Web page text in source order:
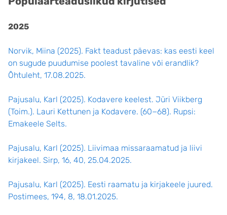
2025
Norvik, Miina (2025). Fakt teadust päevas: kas eesti keel
on sugude puudumise poolest tavaline või erandlik?
Õhtuleht, 17.08.2025.
Pajusalu, Karl (2025). Kodavere keelest. Jüri Viikberg
(Toim.). Lauri Kettunen ja Kodavere. (60−68). Rupsi:
Emakeele Selts.
Pajusalu, Karl (2025). Liivimaa missaraamatud ja liivi
kirjakeel. Sirp, 16, 40, 25.04.2025.
Pajusalu, Karl (2025). Eesti raamatu ja kirjakeele juured.
Postimees, 194, 8, 18.01.2025.